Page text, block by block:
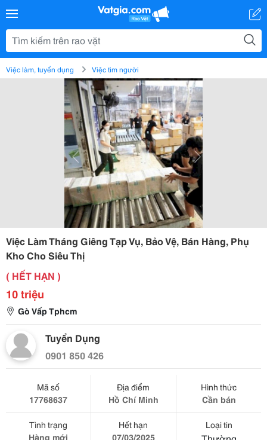
Việc làm, tuyển dụng Việc tìm người
Việc Làm Tháng Giêng Tạp Vụ, Bảo Vệ, Bán Hàng, Phụ
Kho Cho Siêu Thị
( HẾT HẠN )
10 triệu
Gò Vấp Tphcm
Tuyển Dụng
0901 850 426
Mã số
17768637
Địa điểm
Hồ Chí Minh
Hình thức
Cần bán
Tình trạng
Hàng mới
Hết hạn
07/03/2025
Loại tin